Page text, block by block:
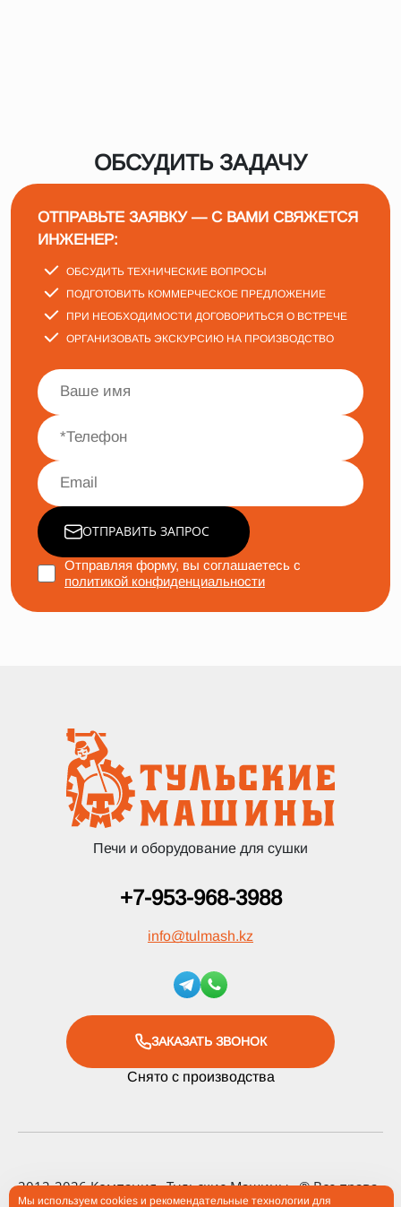
ОБСУДИТЬ ЗАДАЧУ
ОТПРАВЬТЕ ЗАЯВКУ — С ВАМИ СВЯЖЕТСЯ
ИНЖЕНЕР:
ОБСУДИТЬ ТЕХНИЧЕСКИЕ ВОПРОСЫ
ПОДГОТОВИТЬ КОММЕРЧЕСКОЕ ПРЕДЛОЖЕНИЕ
ПРИ НЕОБХОДИМОСТИ ДОГОВОРИТЬСЯ О ВСТРЕЧЕ
ОРГАНИЗОВАТЬ ЭКСКУРСИЮ НА ПРОИЗВОДСТВО
ОТПРАВИТЬ ЗАПРОС
Отправляя форму, вы соглашаетесь с
политикой конфиденциальности
Печи и оборудование для сушки
+7-953-968-3988
info@tulmash.kz
ЗАКАЗАТЬ ЗВОНОК
Снято с производства
2012-2026 Компания «Тульские Машины» ® Все права
Мы используем cookies и рекомендательные технологии для